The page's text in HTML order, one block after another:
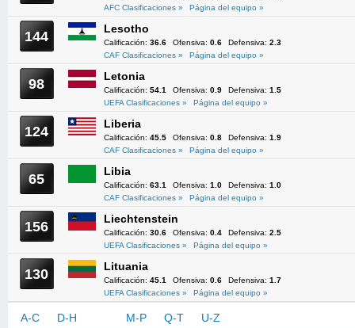
AFC Clasificaciones »
Página del equipo »
144 Lesotho
Calificación: 36.6 Ofensiva: 0.6 Defensiva: 2.3
CAF Clasificaciones »
Página del equipo »
98 Letonia
Calificación: 54.1 Ofensiva: 0.9 Defensiva: 1.5
UEFA Clasificaciones »
Página del equipo »
124 Liberia
Calificación: 45.5 Ofensiva: 0.8 Defensiva: 1.9
CAF Clasificaciones »
Página del equipo »
65 Libia
Calificación: 63.1 Ofensiva: 1.0 Defensiva: 1.0
CAF Clasificaciones »
Página del equipo »
156 Liechtenstein
Calificación: 30.6 Ofensiva: 0.4 Defensiva: 2.5
UEFA Clasificaciones »
Página del equipo »
130 Lituania
Calificación: 45.1 Ofensiva: 0.6 Defensiva: 1.7
UEFA Clasificaciones »
Página del equipo »
A-C D-H M-P Q-T U-Z